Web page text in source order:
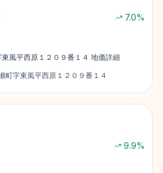
7.0%
風平西原１２０９番１４ 地価詳細
町字東風平西原１２０９番１４
9.9%